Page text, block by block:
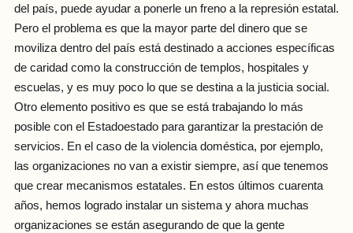
del país, puede ayudar a ponerle un freno a la represión estatal.
Pero el problema es que la mayor parte del dinero que se
moviliza dentro del país está destinado a acciones específicas
de caridad como la construcción de templos, hospitales y
escuelas, y es muy poco lo que se destina a la justicia social.
Otro elemento positivo es que se está trabajando lo más
posible con el Estadoestado para garantizar la prestación de
servicios. En el caso de la violencia doméstica, por ejemplo,
las organizaciones no van a existir siempre, así que tenemos
que crear mecanismos estatales. En estos últimos cuarenta
años, hemos logrado instalar un sistema y ahora muchas
organizaciones se están asegurando de que la gente